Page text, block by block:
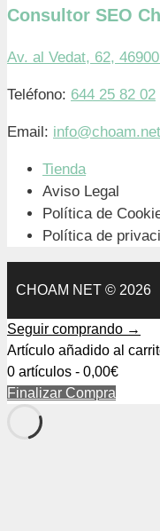
Consultor SEO
Av. al Vedat, 62,
Teléfono: 644 25 82 02
Email: info@choam.net
Tienda
Aviso Legal
Política de
Política de
CHOAM NET © 2026
Seguir comprando →
Artículo añadido al
0 artículos - 0,00€
Finalizar Compra